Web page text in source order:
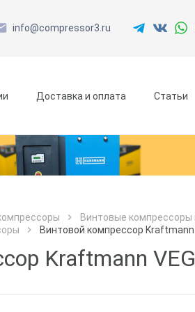
info@compressor3.ru
осушители
осушители
Доставка и оплата Статьи
Винтовые
Винтовой компрессор Kraftmann
Kraftmann